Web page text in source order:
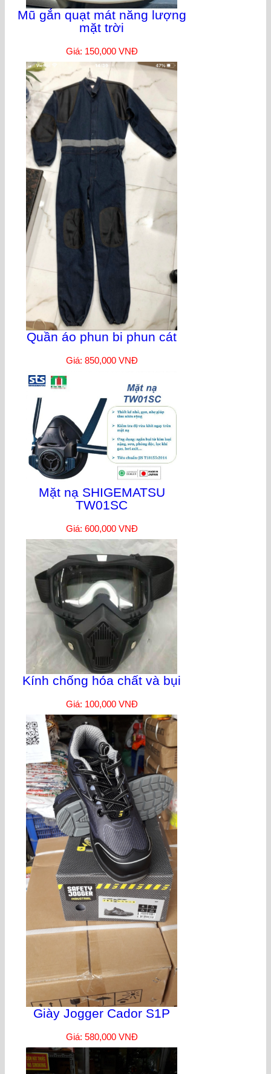
Mũ gắn quạt mát năng lượng
mặt trời
Giá: 150,000 VNĐ
Quần áo phun bi phun cát
Giá: 850,000 VNĐ
Mặt nạ SHIGEMATSU
TW01SC
Giá: 600,000 VNĐ
Kính chống hóa chất và bụi
Giá: 100,000 VNĐ
Giày Jogger Cador S1P
Giá: 580,000 VNĐ